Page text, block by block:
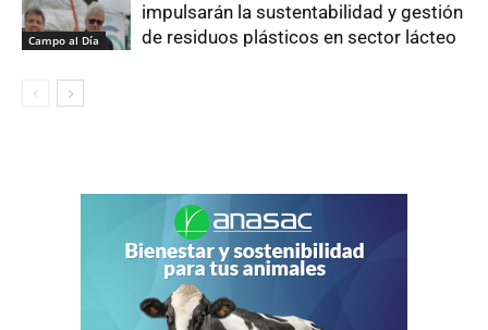
Campo al Día
impulsarán la sustentabilidad y gestión
de residuos plásticos en sector lácteo